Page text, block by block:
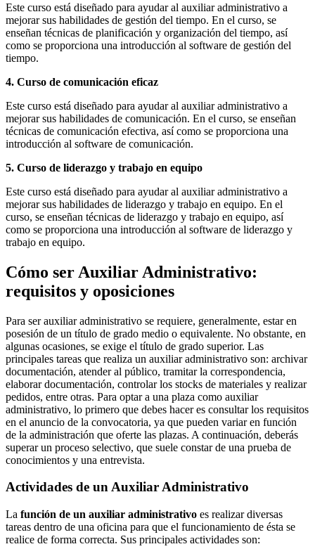
Este curso está diseñado para ayudar al auxiliar administrativo a
mejorar sus habilidades de gestión del tiempo. En el curso, se
enseñan técnicas de planificación y organización del tiempo, así
como se proporciona una introducción al software de gestión del
tiempo.
4. Curso de comunicación eficaz
Este curso está diseñado para ayudar al auxiliar administrativo a
mejorar sus habilidades de comunicación. En el curso, se enseñan
técnicas de comunicación efectiva, así como se proporciona una
introducción al software de comunicación.
5. Curso de liderazgo y trabajo en equipo
Este curso está diseñado para ayudar al auxiliar administrativo a
mejorar sus habilidades de liderazgo y trabajo en equipo. En el
curso, se enseñan técnicas de liderazgo y trabajo en equipo, así
como se proporciona una introducción al software de liderazgo y
trabajo en equipo.
Cómo ser Auxiliar Administrativo:
requisitos y oposiciones
Para ser auxiliar administrativo se requiere, generalmente, estar en
posesión de un título de grado medio o equivalente. No obstante, en
algunas ocasiones, se exige el título de grado superior. Las
principales tareas que realiza un auxiliar administrativo son: archivar
documentación, atender al público, tramitar la correspondencia,
elaborar documentación, controlar los stocks de materiales y realizar
pedidos, entre otras. Para optar a una plaza como auxiliar
administrativo, lo primero que debes hacer es consultar los requisitos
en el anuncio de la convocatoria, ya que pueden variar en función
de la administración que oferte las plazas. A continuación, deberás
superar un proceso selectivo, que suele constar de una prueba de
conocimientos y una entrevista.
Actividades de un Auxiliar Administrativo
La función de un auxiliar administrativo es realizar diversas
tareas dentro de una oficina para que el funcionamiento de ésta se
realice de forma correcta. Sus principales actividades son: